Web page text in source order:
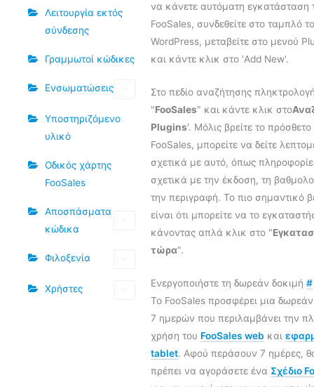
Λειτουργία εκτός
σύνδεσης
Γραμμωτοί κώδικες
Ενσωματώσεις
Υποστηριζόμενο
υλικό
Οδικός χάρτης
FooSales
Αποσπάσματα
κώδικα
Φιλοξενία
Χρήστες
να κάνετε αυτόματη εγκατάσταση
FooSales, συνδεθείτε στο ταμπλό
WordPress, μεταβείτε στο μενού
και κάντε κλικ στο 'Add New'.
Στο πεδίο αναζήτησης
"FooSales" και κάντε κλικ στο
Plugins'. Μόλις βρείτε το πρόσθετο
FooSales, μπορείτε να δείτε
σχετικά με αυτό, όπως
σχετικά με την έκδοση, τη
την περιγραφή. Το πιο σημαντικό
είναι ότι μπορείτε να το
κάνοντας απλά κλικ στο "
τώρα".
Ενεργοποιήστε τη δωρεάν δοκιμή #
Το FooSales προσφέρει μια
7 ημερών που περιλαμβάνει την
χρήση του FooSales web και
tablet. Αφού περάσουν 7 ημέρες,
πρέπει να αγοράσετε ένα Σχέδιο